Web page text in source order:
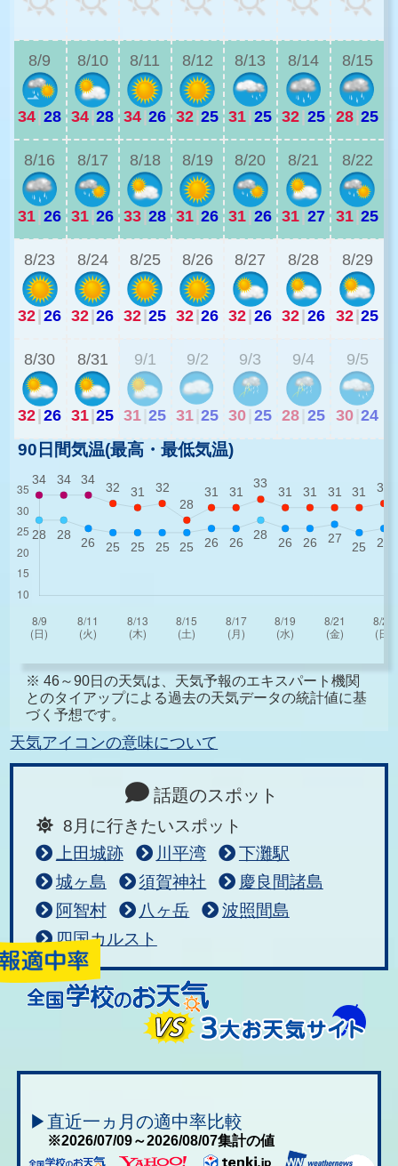
8/9
34|28
8/10
34|28
8/11
34|26
8/12
32|25
8/13
31|25
8/14
32|25
8/15
28|25
8/16
31|26
8/17
31|26
8/18
33|28
8/19
31|26
8/20
31|26
8/21
31|27
8/22
31|25
8/23
32|26
8/24
32|26
8/25
32|25
8/26
32|26
8/27
32|26
8/28
32|26
8/29
32|25
8/30
32|26
8/31
31|25
9/1
31 25
9/2
31 25
9/3
30 25
9/4
28 25
9/5
30 24
90日間気温(最高・最低気温)
※ 46～90日の天気は、天気予報のエキスパート機関
とのタイアップによる過去の天気データの統計値に基
づく予想です。
天気アイコンの意味について
話題のスポット
8月に行きたいスポット
上田城跡
川平湾
下灘駅
城ヶ島
須賀神社
慶良間諸島
阿智村
八ヶ岳
波照間島
四国カルスト
▶直近一ヵ月の適中率比較
※2026/07/09～2026/08/07集計の値